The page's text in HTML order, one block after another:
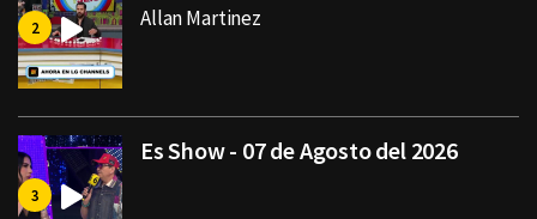
Allan Martinez
Es Show - 07 de Agosto del 2026